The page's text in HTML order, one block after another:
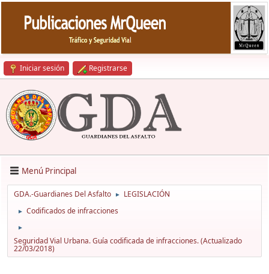
Iniciar sesión Registrarse
Menú Principal
GDA.-Guardianes Del Asfalto ► LEGISLACIÓN
► Codificados de infracciones
►
Seguridad Vial Urbana. Guía codificada de infracciones. (Actualizado
22/03/2018)